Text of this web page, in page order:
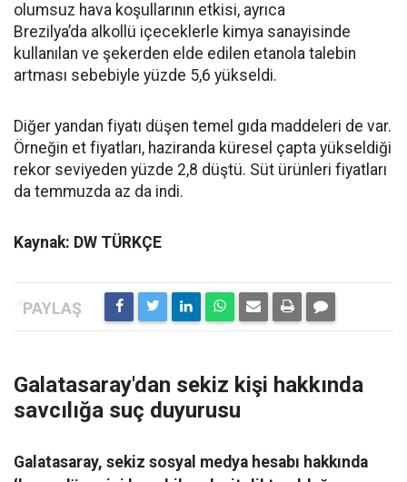
olumsuz hava koşullarının etkisi, ayrıca
Brezilya’da alkollü içeceklerle kimya sanayisinde
kullanılan ve şekerden elde edilen etanola talebin
artması sebebiyle yüzde 5,6 yükseldi.
Diğer yandan fiyatı düşen temel gıda maddeleri de var.
Örneğin et fiyatları, haziranda küresel çapta yükseldiği
rekor seviyeden yüzde 2,8 düştü. Süt ürünleri fiyatları
da temmuzda az da indi.
Kaynak: DW TÜRKÇE
Galatasaray'dan sekiz kişi hakkında
savcılığa suç duyurusu
Galatasaray, sekiz sosyal medya hesabı hakkında